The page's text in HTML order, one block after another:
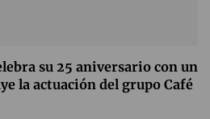
su 25 aniversario con un
la actuación del grupo Café